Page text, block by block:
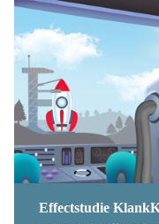
Effectstudie